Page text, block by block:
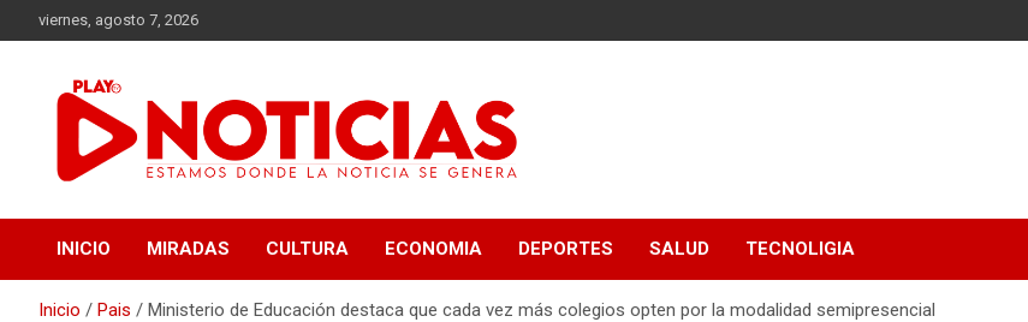
al
viernes, agosto 7, 2026
Play Noticias
INICIO MIRADAS CULTURA ECONOMIA DEPORTES SALUD TECNOLIGIA
Inicio Pais Ministerio de Educación destaca que cada vez más colegios opten por la modalidad semipresencial